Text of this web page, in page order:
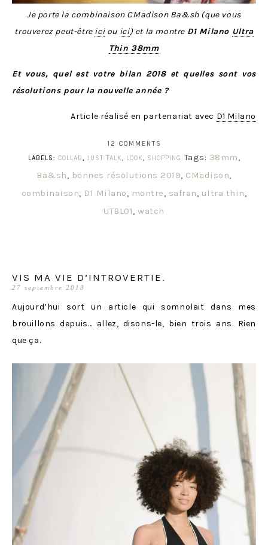
Je porte la combinaison CMadison Ba&sh (que vous
trouverez peut-être iciou ici) et la montre D1 Milano Ultra
Thin 38mm
Et vous, quel est votre bilan 2018 et quelles sont vos
résolutions pour la nouvelle année ?
Article réalisé en partenariat avec D1 Milano
12 COMMENTS
LABELS: COLLAB, JUST TALK, LOOK, SHOPPING Tags: 38mm,
Ba&sh, bonnes résolutions 2019, CMadison,
combinaison, D1 Milano, montre, safran, ultra thin,
UTBL01,watch
VIS MA VIE D’INTROVERTIE.
27 septembre 2018
Aujourd’hui sort un article qui somnolait dans mes
brouillons depuis… allez, disons-le, bien trois ans. Rien
que ça.